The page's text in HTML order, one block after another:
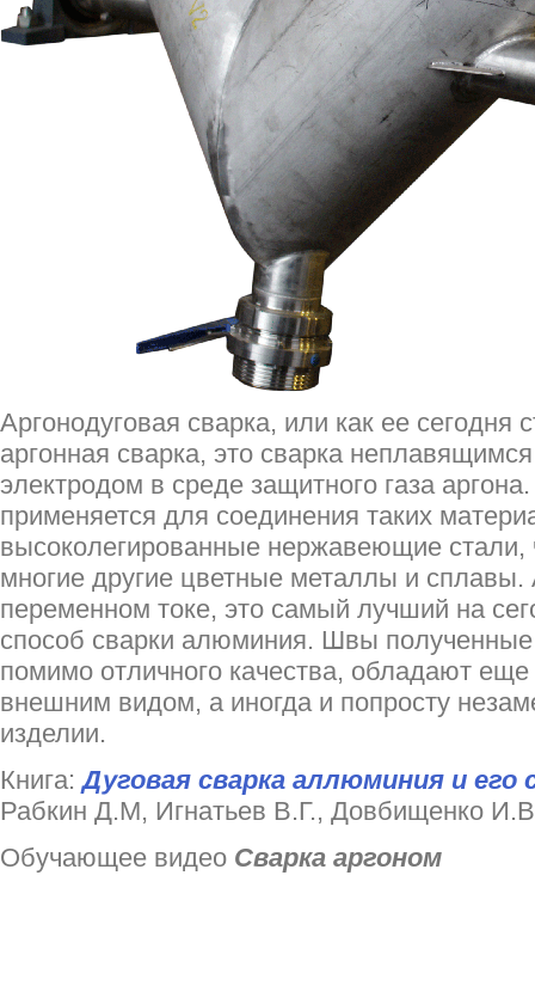
Аргонодуговая сварка, или как ее сегодня
аргонная сварка, это сварка
электродом в среде защитного газа
применяется для соединения таких
высоколегированные нержавеющие стали,
многие другие цветные металлы и сплавы.
переменном токе, это самый лучший на
способ сварки алюминия. Швы полученные
помимо отличного качества, обладают
внешним видом, а иногда и попросту
изделии.
Книга:Дуговая сварка аллюминия и его
Рабкин Д.М, Игнатьев В.Г., Довбищенко
Обучающее видео Сварка аргоном